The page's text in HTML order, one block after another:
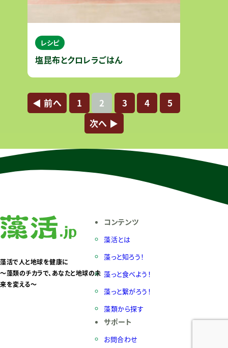
レシピ
塩昆布とクロレラごはん
◀︎ 前へ 1 2 3 4
5
次へ ▶︎
藻活で人と地球を健康に
〜藻類のチカラで、あなたと地球の未
来を変える〜
コンテンツ
藻活とは
藻っと知ろう！
藻っと食べよう！
藻っと繋がろう！
藻類から探す
サポート
お問合わせ